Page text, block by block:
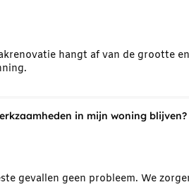
hangt af van de grootte
in mijn woning blijven?
gevallen geen probleem. We